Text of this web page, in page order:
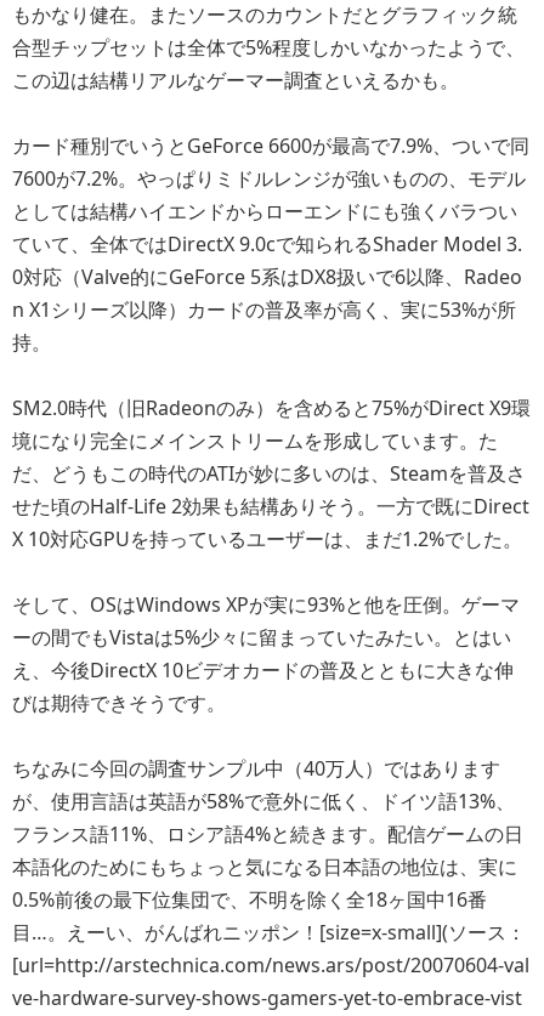
もかなり健在。またソースのカウントだとグラフィック統
合型チップセットは全体で5%程度しかいなかったようで、
この辺は結構リアルなゲーマー調査といえるかも。
カード種別でいうとGeForce 6600が最高で7.9%、ついで同
7600が7.2%。やっぱりミドルレンジが強いものの、モデル
としては結構ハイエンドからローエンドにも強くバラつい
ていて、全体ではDirectX 9.0cで知られるShader Model 3.
0対応（Valve的にGeForce 5系はDX8扱いで6以降、Radeo
n X1シリーズ以降）カードの普及率が高く、実に53%が所
持。
SM2.0時代（旧Radeonのみ）を含めると75%がDirect X9環
境になり完全にメインストリームを形成しています。た
だ、どうもこの時代のATIが妙に多いのは、Steamを普及さ
せた頃のHalf-Life 2効果も結構ありそう。一方で既にDirect
X 10対応GPUを持っているユーザーは、まだ1.2%でした。
そして、OSはWindows XPが実に93%と他を圧倒。ゲーマ
ーの間でもVistaは5%少々に留まっていたみたい。とはい
え、今後DirectX 10ビデオカードの普及とともに大きな伸
びは期待できそうです。
ちなみに今回の調査サンプル中（40万人）ではあります
が、使用言語は英語が58%で意外に低く、ドイツ語13%、
フランス語11%、ロシア語4%と続きます。配信ゲームの日
本語化のためにもちょっと気になる日本語の地位は、実に
0.5%前後の最下位集団で、不明を除く全18ヶ国中16番
目…。えーい、がんばれニッポン！[size=x-small](ソース：
[url=http://arstechnica.com/news.ars/post/20070604-val
ve-hardware-survey-shows-gamers-yet-to-embrace-vist